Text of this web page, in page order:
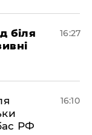
біля
16:27
РФ
16:10